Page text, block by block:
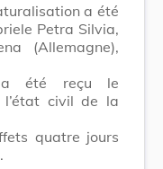
a été
Petra Silvia,
(Allemagne),
a été reçu le
l’état civil de la
quatre jours